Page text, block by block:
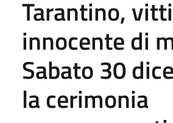
Tarantino,
innocente di
Sabato 30
la cerimonia